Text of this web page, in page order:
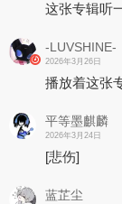
这张专辑听
-LUVSHINE-
2026年3月26日
播放着这张
平等墨麒麟
2026年3月24日
[悲伤]
蓝芷尘